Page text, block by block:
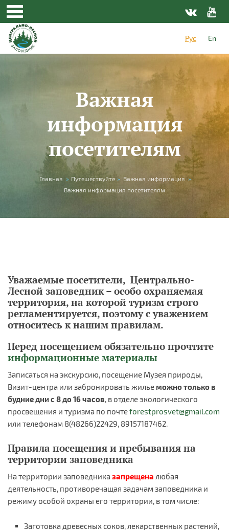
Перейти к основному содержанию
Рус
En
Важная
информация
посетителям
Вы здесь
Главная » Путешествуйте » Важная информация »
Важная информация посетителям
Уважаемые посетители, Центрально-
Лесной заповедник – особо охраняемая
территория, на которой туризм строго
регламентируется, поэтому с уважением
относитесь к нашим правилам.
Перед посещением обязательно прочтите
информационные материалы
Записаться на экскурсию, посещение Музея природы,
Визит-центра или забронировать жильеможно только в
будние дни с 8 до 16 часов, в отделе экологического
просвещения и туризма по почтеforestprosvet@gmail.com
или телефонам 8(48266)22429, 89157187462.
Правила посещения и пребывания на
территории заповедника
На территории заповедниказапрещена любая
деятельность, противоречащая задачам заповедника и
режиму особой охраны его территории, в том числе:
Заготовка древесных соков, лекарственных растений,